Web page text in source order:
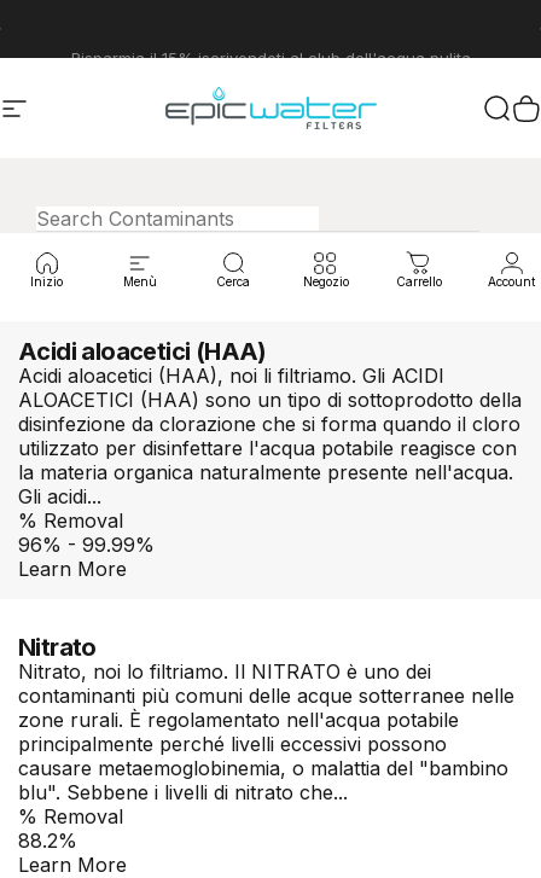
Navigazione del sitoEpic Water Filters USA
Inizio Menù Cerca Negozio Carrello Account
Acidi aloacetici (HAA)
Acidi aloacetici (HAA), noi li filtriamo. Gli ACIDI
ALOACETICI (HAA) sono un tipo di sottoprodotto della
disinfezione da clorazione che si forma quando il cloro
utilizzato per disinfettare l'acqua potabile reagisce con
la materia organica naturalmente presente nell'acqua.
Gli acidi...
% Removal
96% - 99.99%
Learn More
Nitrato
Nitrato, noi lo filtriamo. Il NITRATO è uno dei
contaminanti più comuni delle acque sotterranee nelle
zone rurali. È regolamentato nell'acqua potabile
principalmente perché livelli eccessivi possono
causare metaemoglobinemia, o malattia del "bambino
blu". Sebbene i livelli di nitrato che...
% Removal
88.2%
Learn More